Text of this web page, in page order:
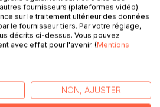
voyager à travers la Vie vous était
le mode d'emploi en vous
personnages décrit ici dans ce
fournisseurs (plateformes vidéo).
sur le traitement ultérieur des données
le fournisseur tiers. Par votre réglage,
décrits ci-dessus. Vous pouvez
avec effet pour l'avenir. (Mentions
NON, AJUSTER